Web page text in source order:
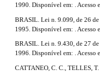
1990. Disponível em: . Acesso
BRASIL. Lei n. 9.099, de 26
1995. Disponível em: . Acesso
BRASIL. Lei n. 9.430, de 27
1996. Disponível em: . Acesso
CATTANEO, C. C., TELLES,